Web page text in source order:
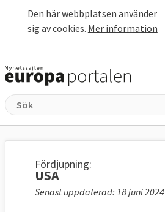
Den här webbplatsen använder
sig av cookies. Mer information
Fördjupning:
USA
Senast uppdaterad: 18 juni 2024